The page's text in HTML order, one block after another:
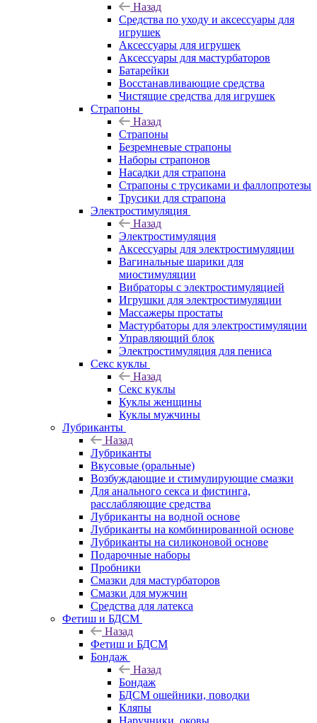
Назад
Средства по уходу и аксессуары для
игрушек
Аксессуары для игрушек
Аксессуары для мастурбаторов
Батарейки
Восстанавливающие средства
Чистящие средства для игрушек
Страпоны
Назад
Страпоны
Безремневые страпоны
Наборы страпонов
Насадки для страпона
Страпоны с трусиками и фаллопротезы
Трусики для страпона
Электростимуляция
Назад
Электростимуляция
Аксессуары для электростимуляции
Вагинальные шарики для
миостимуляции
Вибраторы с электростимуляцией
Игрушки для электростимуляции
Массажеры простаты
Мастурбаторы для электростимуляции
Управляющий блок
Электростимуляция для пениса
Секс куклы
Назад
Секс куклы
Куклы женщины
Куклы мужчины
Лубриканты
Назад
Лубриканты
Вкусовые (оральные)
Возбуждающие и стимулирующие смазки
Для анального секса и фистинга,
расслабляющие средства
Лубриканты на водной основе
Лубриканты на комбинированной основе
Лубриканты на силиконовой основе
Подарочные наборы
Пробники
Смазки для мастурбаторов
Смазки для мужчин
Средства для латекса
Фетиш и БДСМ
Назад
Фетиш и БДСМ
Бондаж
Назад
Бондаж
БДСМ ошейники, поводки
Кляпы
Наручники, оковы